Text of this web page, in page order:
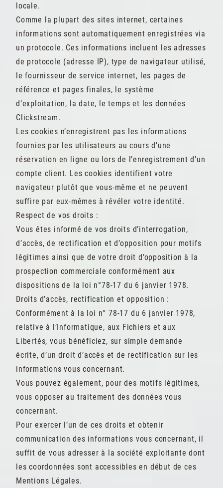
locale.
Comme la plupart des sites internet, certaines
informations sont automatiquement enregistrées via
un protocole. Ces informations incluent les adresses
de protocole (adresse IP), type de navigateur utilisé,
le fournisseur de service internet, les pages de
référence et pages finales, le système
d’exploitation, la date, le temps et les données
Clickstream.
Les cookies n’enregistrent pas les informations
fournies par les utilisateurs au cours d’une
réservation en ligne ou lors de l’enregistrement d’un
compte client. Les cookies identifient votre
navigateur plutôt que vous-même et ne peuvent
suffire par eux-mêmes à révéler votre identité.
Respect de vos droits :
Vous êtes informé de vos droits d’interrogation,
d’accès, de rectification et d’opposition pour motifs
légitimes ainsi que de votre droit d’opposition à la
prospection commerciale conformément aux
dispositions de la loi n°78-17 du 6 janvier 1978.
Droits d’accès, rectification et opposition :
Conformément à la loi n° 78-17 du 6 janvier 1978,
relative à l’Informatique, aux Fichiers et aux
Libertés, vous bénéficiez, sur simple demande
écrite, d’un droit d’accès et de rectification sur les
informations vous concernant.
Vous pouvez également, pour des motifs légitimes,
vous opposer au traitement des données vous
concernant.
Pour exercer l’un de ces droits et obtenir
communication des informations vous concernant, il
suffit de vous adresser à la société exploitante dont
les coordonnées sont accessibles en début de ces
Mentions Légales.